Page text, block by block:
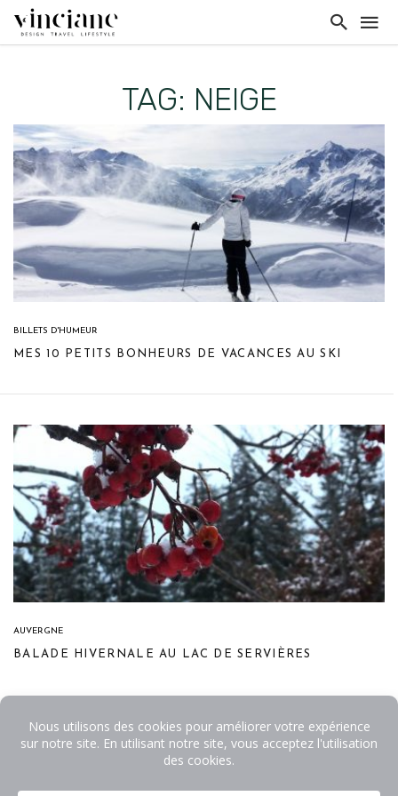
TAG: NEIGE
BILLETS D'HUMEUR
MES 10 PETITS BONHEURS DE VACANCES AU SKI
AUVERGNE
BALADE HIVERNALE AU LAC DE SERVIÈRES